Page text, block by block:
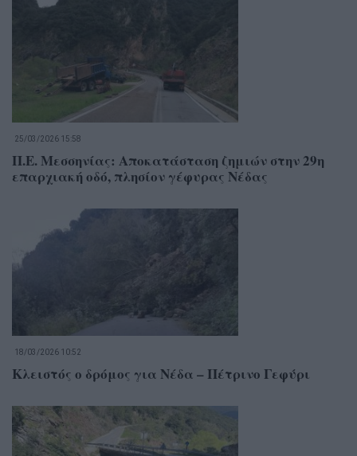
25/03/2026 15:58
Π.Ε. Μεσσηνίας: Αποκατάσταση ζημιών στην 29η
επαρχιακή οδό, πλησίον γέφυρας Νέδας
18/03/2026 10:52
Κλειστός ο δρόμος για Νέδα – Πέτρινο Γεφύρι